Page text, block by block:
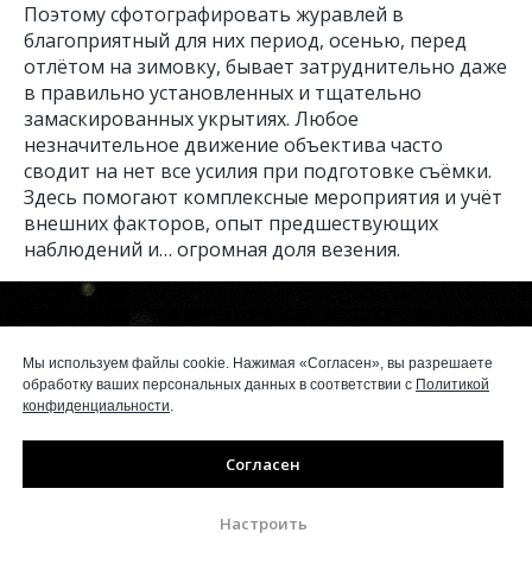
Поэтому сфотографировать журавлей в
благоприятный для них период, осенью, перед
отлётом на зимовку, бывает затруднительно даже
в правильно установленных и тщательно
замаскированных укрытиях. Любое
незначительное движение объектива часто
сводит на нет все усилия при подготовке съёмки.
Здесь помогают комплексные мероприятия и учёт
внешних факторов, опыт предшествующих
наблюдений и… огромная доля везения.
Мы используем файлы cookie. Нажимая «Согласен», вы разрешаете
обработку ваших персональных данных в соответствии с Политикой
конфиденциальности.
Согласен
Настроить